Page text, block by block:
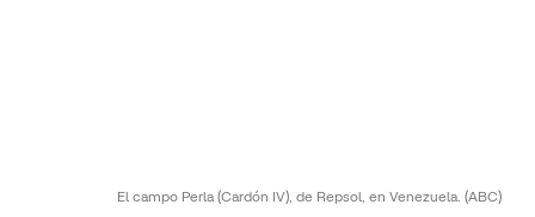
El campo Perla (Cardón IV), de Repsol, en Venezuela. (ABC)